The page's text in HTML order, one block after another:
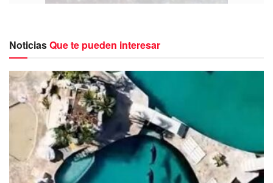
El hombre; vecino del lugar quedó tirado con múltiples
impactos sobre la calle 45.
Aunque no se supo el motivo de la agresión contra este
hombre en el fraccionamiento Corales, sí logró ser
atendido por paramédicos quienes le brindaron atención
prehospitalaria para ser trasladado al hospital general para
NoticiasQue te pueden interesar